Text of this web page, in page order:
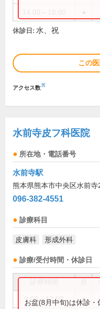
休診日: 水、祝
この
アクセス数※
水前寺皮フ科医院
所在地・電話番号
水前寺駅
熊本県熊本市中央区水前寺
096-382-4551
診療科目
皮膚科 形成外科
診療/受付時間・休診日
9:00～12:00 ●
お盆(8月中旬)は休診